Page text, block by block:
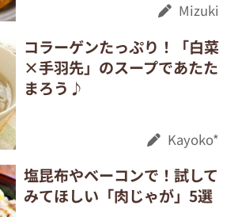
Mizuki
コラーゲンたっぷり！「白菜
×手羽先」のスープであたた
まろう♪
Kayoko*
塩昆布やベーコンで！試して
みてほしい「肉じゃが」5選